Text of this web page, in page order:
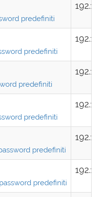
predefiniti
predefiniti
predefiniti
predefiniti
predefiniti
predefiniti